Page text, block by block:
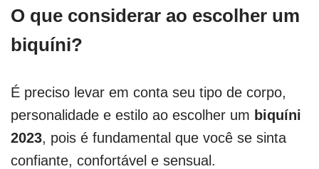
O que considerar ao escolher um
biquíni?
É preciso levar em conta seu tipo de corpo,
personalidade e estilo ao escolher um biquíni
2023, pois é fundamental que você se sinta
confiante, confortável e sensual.